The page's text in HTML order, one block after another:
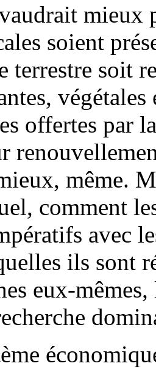
mieux
soient
terrestre soit
offertes par
même.
comment
avec
ils sont
eux-